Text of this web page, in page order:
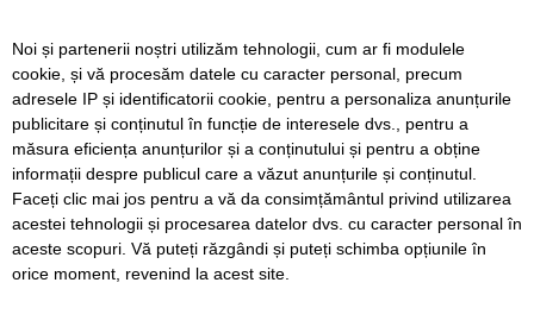
Timișorenii cu venituri mici pot beneficia de Venitul Minim
de Incluziune. Unde puteți solicita informații
Lucrări ale SDM în Timișoara, astăzi, 7 august
SERVICII Redactia
Folosinta Cookie-urilor
Noi și partenerii noștri utilizăm tehnologii, cum ar fi modulele
cookie, și vă procesăm datele cu caracter personal, precum
adresele IP și identificatorii cookie, pentru a personaliza anunțurile
publicitare și conținutul în funcție de interesele dvs., pentru a
măsura eficiența anunțurilor și a conținutului și pentru a obține
informații despre publicul care a văzut anunțurile și conținutul.
Faceți clic mai jos pentru a vă da consimțământul privind utilizarea
acestei tehnologii și procesarea datelor dvs. cu caracter personal în
aceste scopuri. Vă puteți răzgândi și puteți schimba opțiunile în
orice moment, revenind la acest site.